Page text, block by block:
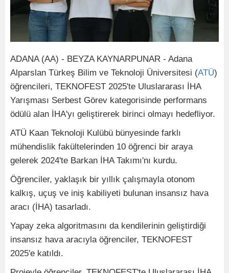
ADANA (AA) - BEYZA KAYNARPUNAR - Adana
Alparslan Türkeş Bilim ve Teknoloji Üniversitesi (ATÜ)
öğrencileri, TEKNOFEST 2025'te Uluslararası İHA
Yarışması Serbest Görev kategorisinde performans
ödülü alan İHA'yı geliştirerek birinci olmayı hedefliyor.
ATÜ Kaan Teknoloji Kulübü bünyesinde farklı
mühendislik fakültelerinden 10 öğrenci bir araya
gelerek 2024'te Barkan İHA Takımı'nı kurdu.
Öğrenciler, yaklaşık bir yıllık çalışmayla otonom
kalkış, uçuş ve iniş kabiliyeti bulunan insansız hava
aracı (İHA) tasarladı.
Yapay zeka algoritmasını da kendilerinin geliştirdiği
insansız hava aracıyla öğrenciler, TEKNOFEST
2025'e katıldı.